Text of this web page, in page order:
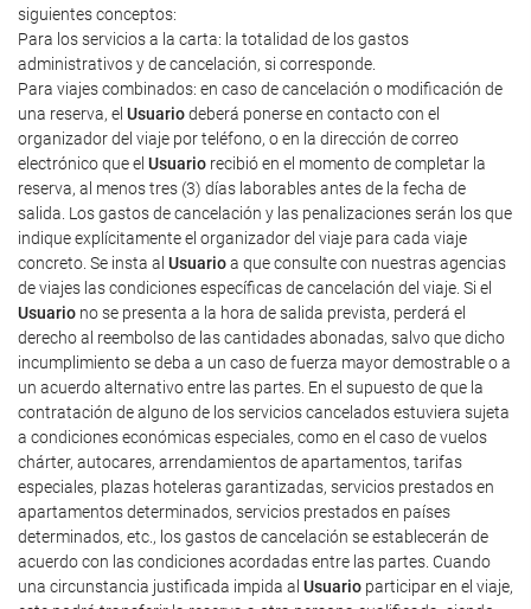
siguientes conceptos:
Para los servicios a la carta: la totalidad de los gastos
administrativos y de cancelación, si corresponde.
Para viajes combinados: en caso de cancelación o modificación de
una reserva, el Usuariodeberá ponerse en contacto con el
organizador del viaje por teléfono, o en la dirección de correo
electrónico que el Usuario recibió en el momento de completar la
reserva, al menos tres (3) días laborables antes de la fecha de
salida. Los gastos de cancelación y las penalizaciones serán los que
indique explícitamente el organizador del viaje para cada viaje
concreto. Se insta al Usuarioa que consulte con nuestras agencias
de viajes las condiciones específicas de cancelación del viaje. Si el
Usuario no se presenta a la hora de salida prevista, perderá el
derecho al reembolso de las cantidades abonadas, salvo que dicho
incumplimiento se deba a un caso de fuerza mayor demostrable o a
un acuerdo alternativo entre las partes. En el supuesto de que la
contratación de alguno de los servicios cancelados estuviera sujeta
a condiciones económicas especiales, como en el caso de vuelos
chárter, autocares, arrendamientos de apartamentos, tarifas
especiales, plazas hoteleras garantizadas, servicios prestados en
apartamentos determinados, servicios prestados en países
determinados, etc., los gastos de cancelación se establecerán de
acuerdo con las condiciones acordadas entre las partes. Cuando
una circunstancia justificada impida al Usuario participar en el viaje,